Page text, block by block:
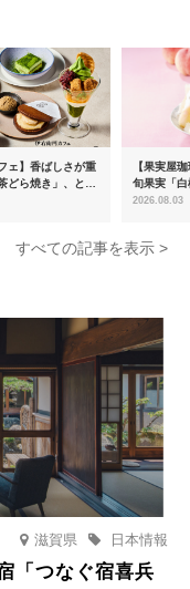
ェ】香ばしさが重
どら焼き」、とろ
ティラミス」が新
【果実屋
旬果実「
限定販売
2026.08.03
すべての記事を表示 >
滋賀県 日本情報
「つなぐ宿喜兵